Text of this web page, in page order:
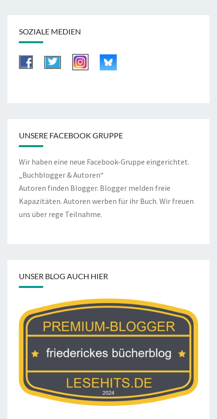
SOZIALE MEDIEN
UNSERE FACEBOOK GRUPPE
Wir haben eine neue Facebook-Gruppe eingerichtet.
„Buchblogger & Autoren“
Autoren finden Blogger. Blogger melden freie
Kapazitäten. Autoren werben für ihr Buch. Wir freuen
uns über rege Teilnahme.
UNSER BLOG AUCH HIER